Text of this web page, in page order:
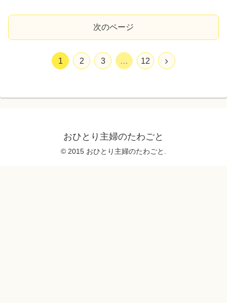
次のページ
1 2 3 … 12
次
おひとり主婦のたわごと
© 2015 おひとり主婦のたわごと.